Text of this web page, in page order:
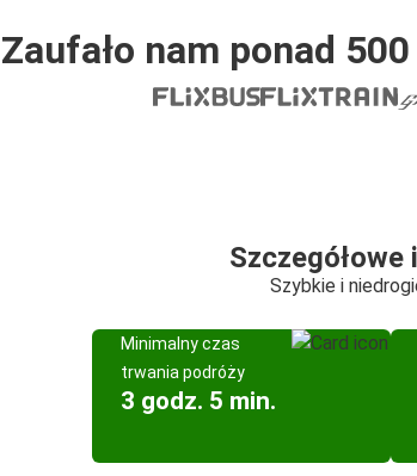
Zaufało nam ponad
Szybkie i
Minimalny czas
trwania podróży
3 godz. 5 min.